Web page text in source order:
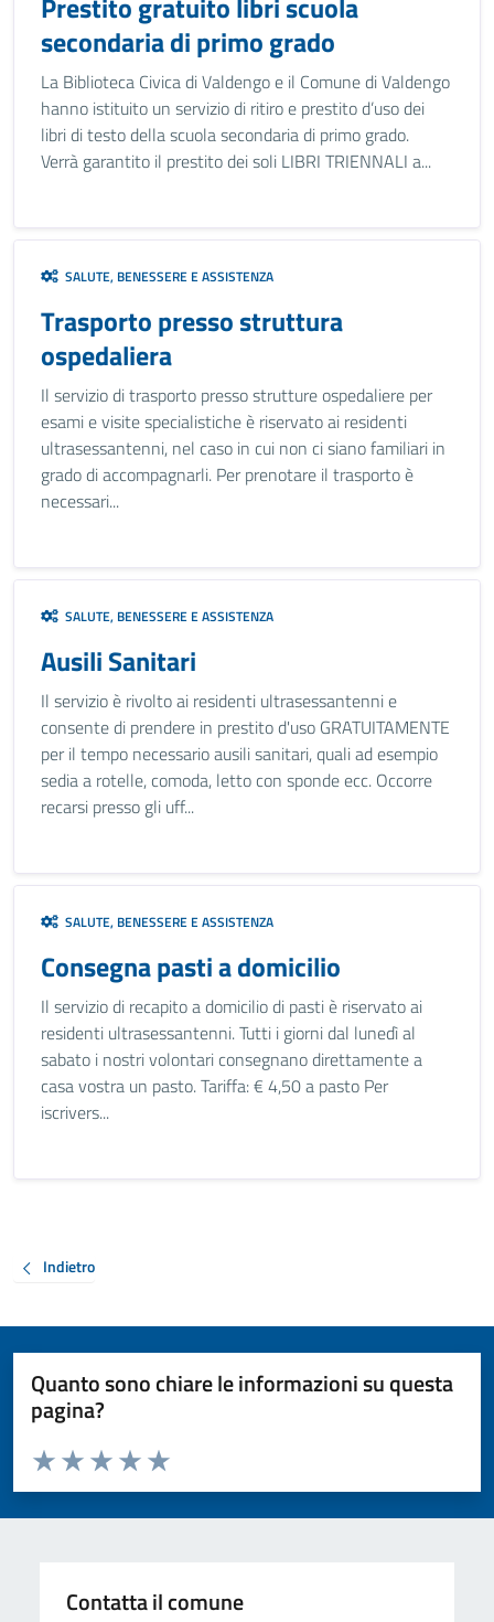
secondaria di primo grado
La Biblioteca Civica di Valdengo e il Comune di Valdengo
hanno istituito un servizio di ritiro e prestito d’uso dei
libri di testo della scuola secondaria di primo grado.
Verrà garantito il prestito dei soli LIBRI TRIENNALI a...
SALUTE, BENESSERE E ASSISTENZA
Trasporto presso struttura
ospedaliera
Il servizio di trasporto presso strutture ospedaliere per
esami e visite specialistiche è riservato ai residenti
ultrasessantenni, nel caso in cui non ci siano familiari in
grado di accompagnarli. Per prenotare il trasporto è
necessari...
SALUTE, BENESSERE E ASSISTENZA
Ausili Sanitari
Il servizio è rivolto ai residenti ultrasessantenni e
consente di prendere in prestito d'uso GRATUITAMENTE
per il tempo necessario ausili sanitari, quali ad esempio
sedia a rotelle, comoda, letto con sponde ecc. Occorre
recarsi presso gli uff...
SALUTE, BENESSERE E ASSISTENZA
Consegna pasti a domicilio
Il servizio di recapito a domicilio di pasti è riservato ai
residenti ultrasessantenni. Tutti i giorni dal lunedì al
sabato i nostri volontari consegnano direttamente a
casa vostra un pasto. Tariffa: € 4,50 a pasto Per
iscrivers...
Indietro
Quanto sono chiare le informazioni su questa
pagina?
Valuta da 1 a 5 stelle la pagina
Valuta 5 stelle su 5
Valuta 4 stelle su 5
Valuta 3 stelle su 5
Valuta 2 stelle su 5
Valuta 1 stelle su 5
Contatta il comune